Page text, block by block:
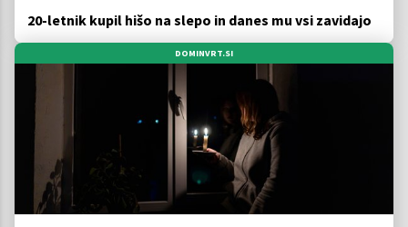
20-letnik kupil hišo na slepo in danes mu vsi zavidajo
DOMINVRT.SI